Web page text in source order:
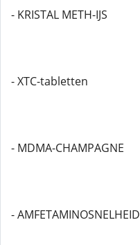
- KRISTAL METH-IJS
- XTC-tabletten
- MDMA-CHAMPAGNE
- AMFETAMINOSNELHEID